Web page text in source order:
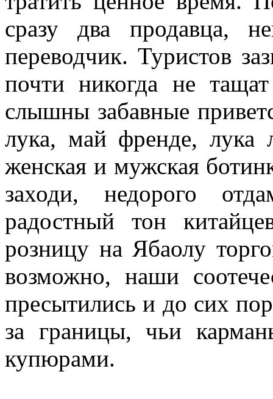
сразу два продавца,
переводчик. Туристов
почти никогда не
слышны забавные
лука, май френде, лука
женская и мужская
заходи, недорого
радостный тон
розницу на Ябаолу
возможно, наши
пресытились и до сих
за границы, чьи
купюрами.